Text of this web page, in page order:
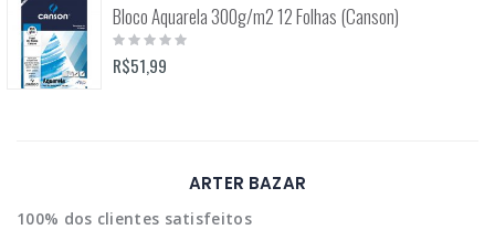
Bloco Aquarela 300g/m2 12 Folhas (Canson)
Rating:
0%
R$51,99
ARTER BAZAR
100% dos clientes satisfeitos